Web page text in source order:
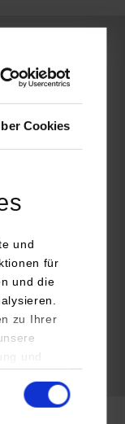
Cookies
und
für
und die
zu Ihrer
und